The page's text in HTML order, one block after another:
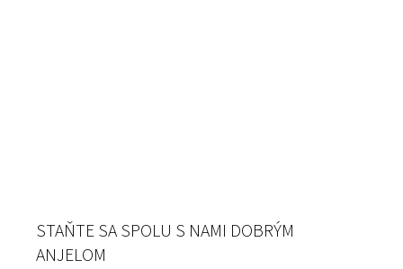
STAŇTE SA SPOLU S NAMI DOBRÝM
ANJELOM